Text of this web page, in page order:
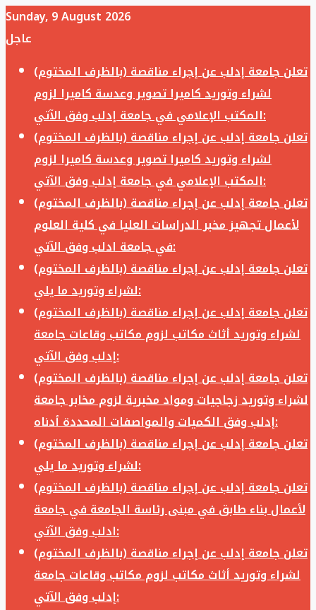
Sunday, 9 August 2026
عاجل
تعلن جامعة إدلب عن إجراء مناقصة (بالظرف المختوم)
لشراء وتوريد كاميرا تصوير وعدسة كاميرا لزوم
المكتب الإعلامي في جامعة إدلب وفق الآتي:
تعلن جامعة إدلب عن إجراء مناقصة (بالظرف المختوم)
لشراء وتوريد كاميرا تصوير وعدسة كاميرا لزوم
المكتب الإعلامي في جامعة إدلب وفق الآتي:
تعلن جامعة إدلب عن إجراء مناقصة (بالظرف المختوم)
لأعمال تجهيز مخبر الدراسات العليا في كلية العلوم
في جامعة ادلب وفق الآتي:
تعلن جامعة إدلب عن إجراء مناقصة (بالظرف المختوم)
لشراء وتوريد ما يلي:
تعلن جامعة إدلب عن إجراء مناقصة (بالظرف المختوم)
لشراء وتوريد أثاث مكاتب لزوم مكاتب وقاعات جامعة
إدلب وفق الآتي:
تعلن جامعة إدلب عن إجراء مناقصة (بالظرف المختوم)
لشراء وتوريد زجاجيات ومواد مخبرية لزوم مخابر جامعة
إدلب وفق الكميات والمواصفات المحددة أدناه:
تعلن جامعة إدلب عن إجراء مناقصة (بالظرف المختوم)
لشراء وتوريد ما يلي:
تعلن جامعة إدلب عن إجراء مناقصة (بالظرف المختوم)
لأعمال بناء طابق في مبنى رئاسة الجامعة في جامعة
ادلب وفق الآتي:
تعلن جامعة إدلب عن إجراء مناقصة (بالظرف المختوم)
لشراء وتوريد أثاث مكاتب لزوم مكاتب وقاعات جامعة
إدلب وفق الآتي: